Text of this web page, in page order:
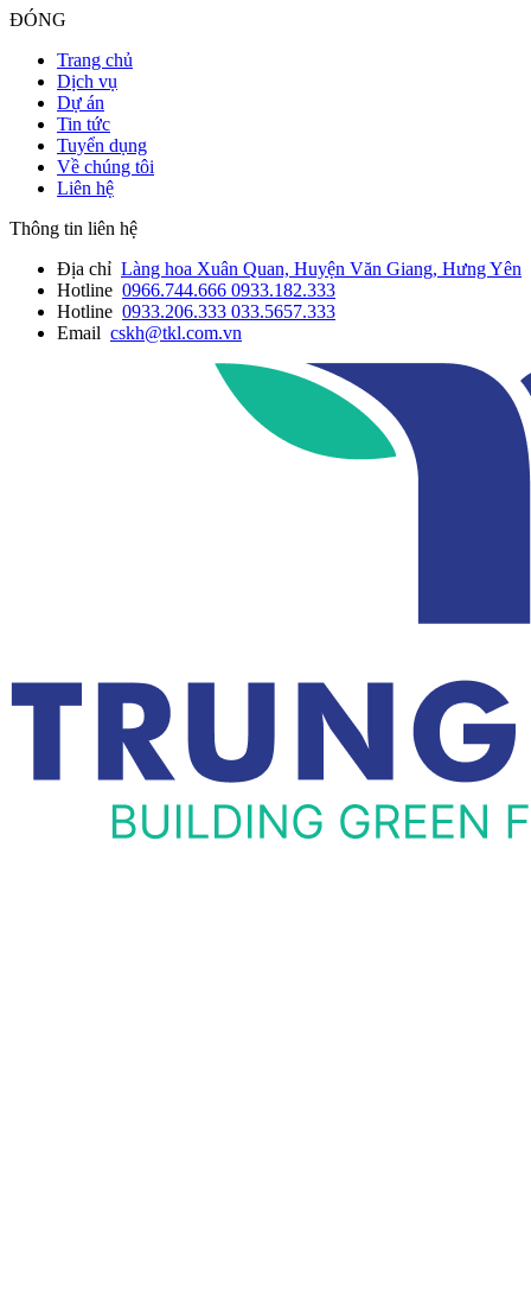
ĐÓNG
Trang chủ
Dịch vụ
Dự án
Tin tức
Tuyển dụng
Về chúng tôi
Liên hệ
Thông tin liên hệ
Địa chỉ Làng hoa Xuân Quan, Huyện Văn Giang, Hưng Yên
Hotline 0966.744.666 0933.182.333
Hotline 0933.206.333 033.5657.333
Email cskh@tkl.com.vn